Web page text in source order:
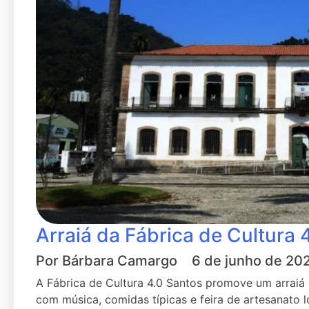
Arraiá da Fábrica de Cultura
Por Bárbara Camargo 6 de junho de
A Fábrica de Cultura 4.0 Santos promove um
com música, comidas típicas e feira de artesanato